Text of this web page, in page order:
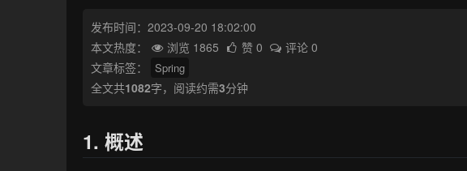
发布时间：2023-09-20 18:02:00
本文热度：
浏览 1865 赞 0
评论 0
文章标签：
Spring
全文共1082字，阅读约需3分钟
1. 概述